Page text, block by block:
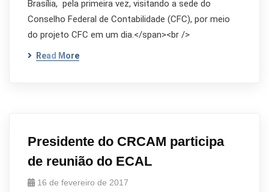
Brasília, pela primeira vez, visitando a sede do
Conselho Federal de Contabilidade (CFC), por meio
do projeto CFC em um dia.</span><br />
Read More
Presidente do CRCAM participa
de reunião do ECAL
16 de fevereiro de 2017